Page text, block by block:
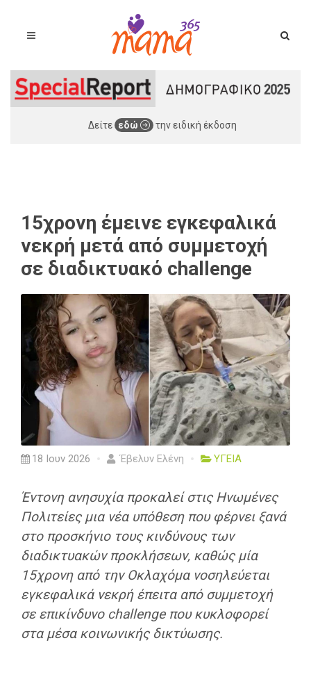
Δείτε εδώ την ειδική έκδοση
15χρονη έμεινε εγκεφαλικά
νεκρή μετά από συμμετοχή
σε διαδικτυακό challenge
18 Ιουν 2026 Έβελυν Ελένη ΥΓΕΙΑ
Έντονη ανησυχία προκαλεί στις Ηνωμένες
Πολιτείες μια νέα υπόθεση που φέρνει ξανά
στο προσκήνιο τους κινδύνους των
διαδικτυακών προκλήσεων, καθώς μία
15χρονη από την Οκλαχόμα νοσηλεύεται
εγκεφαλικά νεκρή έπειτα από συμμετοχή
σε επικίνδυνο challenge που κυκλοφορεί
στα μέσα κοινωνικής δικτύωσης.